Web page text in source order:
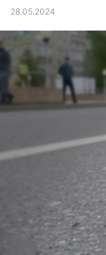
28.05.2024